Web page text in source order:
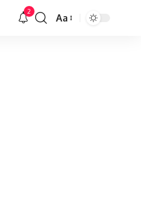
2
Redimensionar
Aa